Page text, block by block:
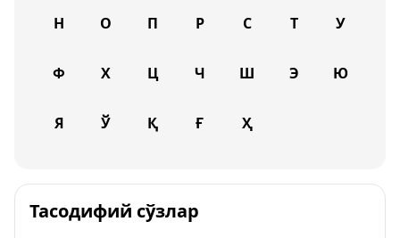
Н О П Р С Т У
Ф Х Ц Ч Ш Э Ю
Я Ў Қ Ғ Ҳ
Тасодифий сўзлар